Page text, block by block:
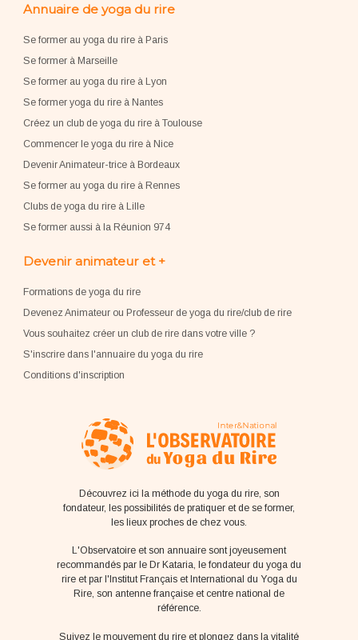
Annuaire de yoga du rire
Se former au yoga du rire à Paris
Se former à Marseille
Se former au yoga du rire à Lyon
Se former yoga du rire à Nantes
Créez un club de yoga du rire à Toulouse
Commencer le yoga du rire à Nice
Devenir Animateur-trice à Bordeaux
Se former au yoga du rire à Rennes
Clubs de yoga du rire à Lille
Se former aussi à la Réunion 974
Devenir animateur et +
Formations de yoga du rire
Devenez Animateur ou Professeur de yoga du rire/club de rire
Vous souhaitez créer un club de rire dans votre ville ?
S'inscrire dans l'annuaire du yoga du rire
Conditions d'inscription
Découvrez ici la méthode du yoga du rire, son
fondateur, les possibilités de pratiquer et de se former,
les lieux proches de chez vous.
L'Observatoire et son annuaire sont joyeusement
recommandés par le Dr Kataria, le fondateur du yoga du
rire et par l'Institut Français et International du Yoga du
Rire, son antenne française et centre national de
référence.
Suivez le mouvement du rire et plongez dans la vitalité